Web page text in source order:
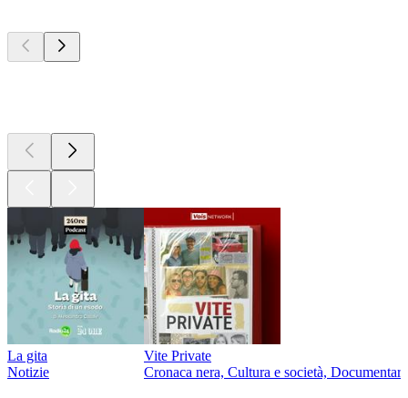
La gita
Notizie
Vite Private
Cronaca nera, Cultura e società,